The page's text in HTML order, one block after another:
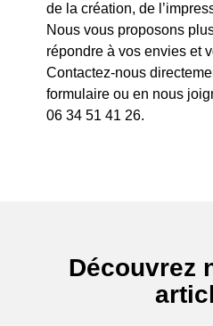
de la création, de
Nous vous proposons
répondre à vos envies et
Contactez-nous
formulaire ou en nous
06 34 51 41 26.
Découvrez